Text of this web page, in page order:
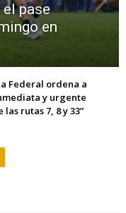
el pase
en
Federal ordena a
y urgente
rutas 7, 8 y 33”